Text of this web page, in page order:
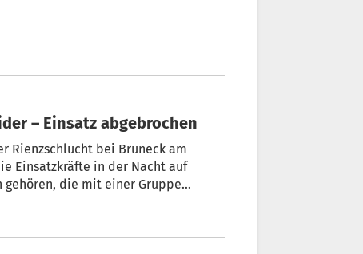
– Einsatz abgebrochen
Rienzschlucht bei Bruneck am
Einsatzkräfte in der Nacht auf
gehören, die mit einer Gruppe